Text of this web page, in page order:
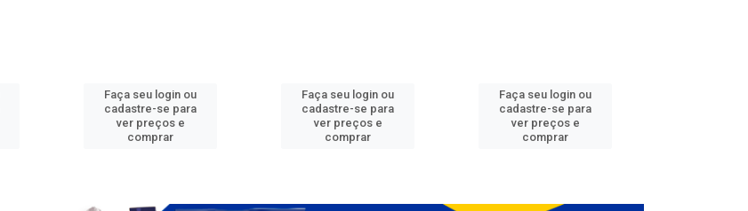
Faça seu login ou
cadastre-se para
ver preços e
comprar
Faça seu login ou
cadastre-se para
ver preços e
comprar
Faça seu login ou
cadastre-se para
ver preços e
comprar